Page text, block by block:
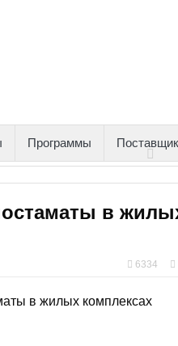
Программы
в
6334